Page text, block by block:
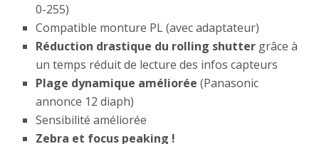
0-255)
Compatible monture PL (avec adaptateur)
Réduction drastique du rolling shuttergrâce à
un temps réduit de lecture des infos capteurs
Plage dynamique améliorée (Panasonic
annonce 12 diaph)
Sensibilité améliorée
Zebra et focus peaking !